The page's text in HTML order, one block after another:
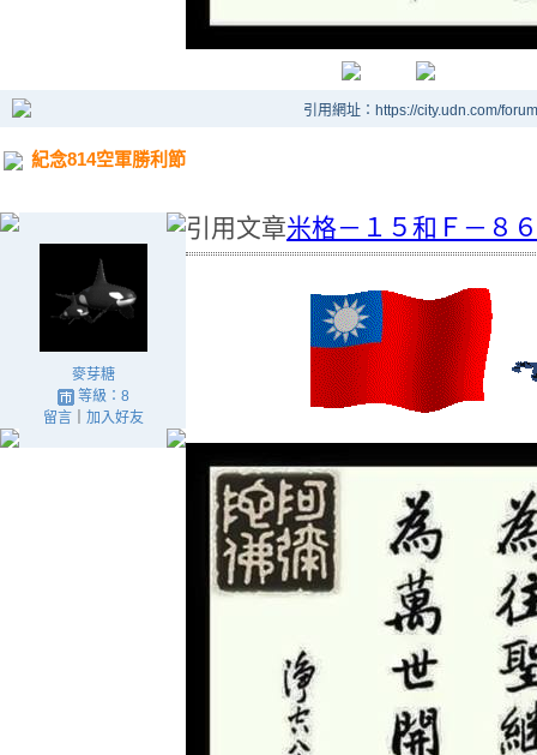
引用網址：https://city.udn.com/
紀念814空軍勝利節
麥芽糖
等級：8
留言｜ 加入好友
引用文章米格－１５和Ｆ－８